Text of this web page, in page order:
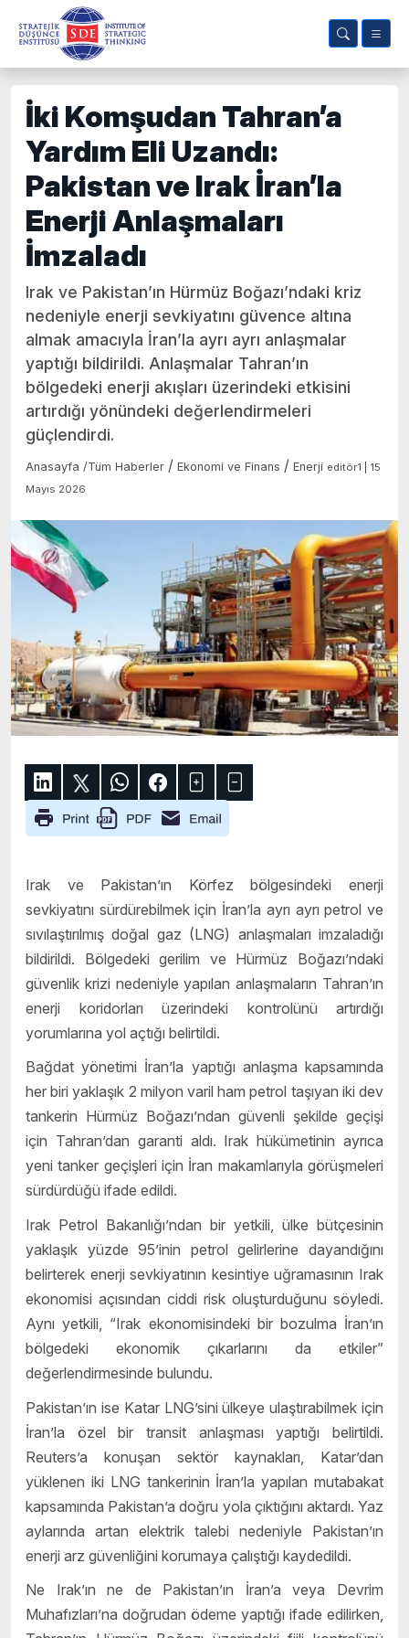
İki Komşudan Tahran’a
Yardım Eli Uzandı:
Pakistan ve Irak İran’la
Enerji Anlaşmaları
İmzaladı
Irak ve Pakistan’ın Hürmüz Boğazı’ndaki kriz
nedeniyle enerji sevkiyatını güvence altına
almak amacıyla İran’la ayrı ayrı anlaşmalar
yaptığı bildirildi. Anlaşmalar Tahran’ın
bölgedeki enerji akışları üzerindeki etkisini
artırdığı yönündeki değerlendirmeleri
güçlendirdi.
Anasayfa /Tüm Haberler / Ekonomi ve Finans / Enerji editör1 | 15
Mayıs 2026
Irak ve Pakistan’ın Körfez bölgesindeki enerji
sevkiyatını sürdürebilmek için İran’la ayrı ayrı petrol ve
sıvılaştırılmış doğal gaz (LNG) anlaşmaları imzaladığı
bildirildi. Bölgedeki gerilim ve Hürmüz Boğazı’ndaki
güvenlik krizi nedeniyle yapılan anlaşmaların Tahran’ın
enerji koridorları üzerindeki kontrolünü artırdığı
yorumlarına yol açtığı belirtildi.
Bağdat yönetimi İran’la yaptığı anlaşma kapsamında
her biri yaklaşık 2 milyon varil ham petrol taşıyan iki dev
tankerin Hürmüz Boğazı’ndan güvenli şekilde geçişi
için Tahran’dan garanti aldı. Irak hükümetinin ayrıca
yeni tanker geçişleri için İran makamlarıyla görüşmeleri
sürdürdüğü ifade edildi.
Irak Petrol Bakanlığı’ndan bir yetkili, ülke bütçesinin
yaklaşık yüzde 95’inin petrol gelirlerine dayandığını
belirterek enerji sevkiyatının kesintiye uğramasının Irak
ekonomisi açısından ciddi risk oluşturduğunu söyledi.
Aynı yetkili, “Irak ekonomisindeki bir bozulma İran’ın
bölgedeki ekonomik çıkarlarını da etkiler”
değerlendirmesinde bulundu.
Pakistan’ın ise Katar LNG’sini ülkeye ulaştırabilmek için
İran’la özel bir transit anlaşması yaptığı belirtildi.
Reuters’a konuşan sektör kaynakları, Katar’dan
yüklenen iki LNG tankerinin İran’la yapılan mutabakat
kapsamında Pakistan’a doğru yola çıktığını aktardı. Yaz
aylarında artan elektrik talebi nedeniyle Pakistan’ın
enerji arz güvenliğini korumaya çalıştığı kaydedildi.
Ne Irak’ın ne de Pakistan’ın İran’a veya Devrim
Muhafızları’na doğrudan ödeme yaptığı ifade edilirken,